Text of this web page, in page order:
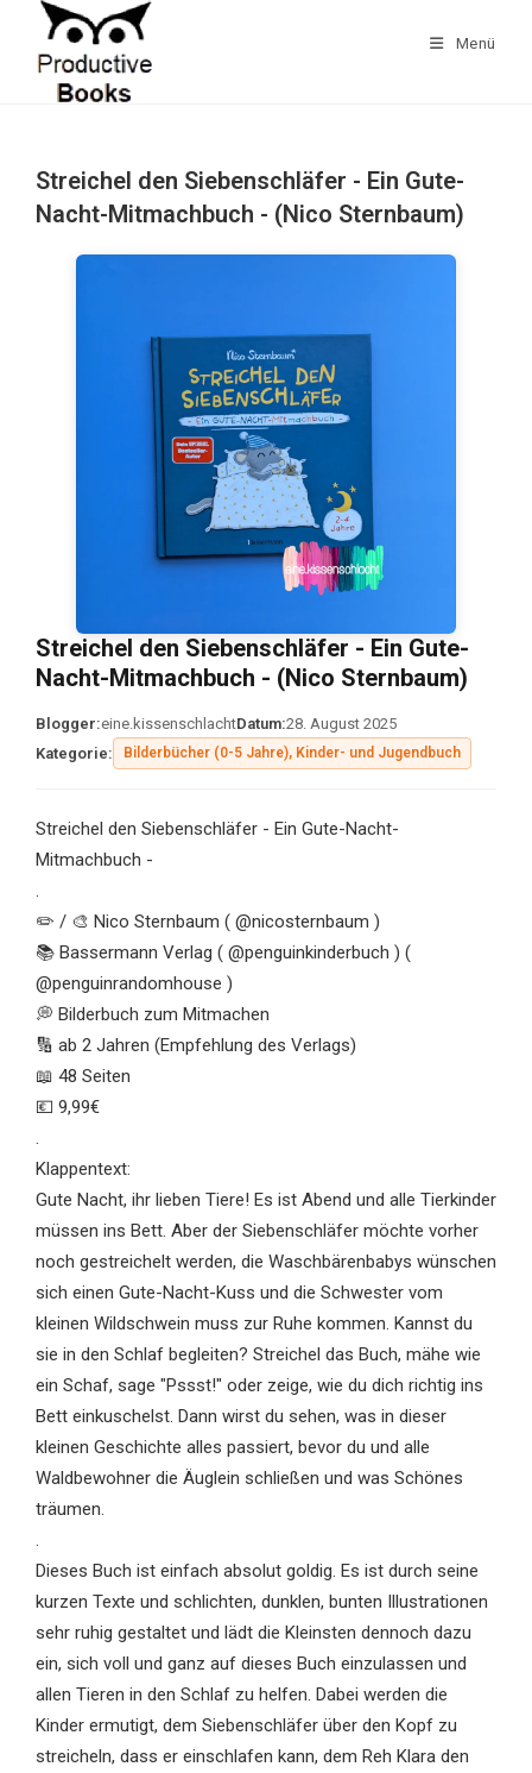
springen
Menü
Streichel den Siebenschläfer - Ein Gute-
Nacht-Mitmachbuch - (Nico Sternbaum)
Streichel den Siebenschläfer - Ein Gute-
Nacht-Mitmachbuch - (Nico Sternbaum)
Blogger:eine.kissenschlachtDatum:28. August 2025
Kategorie:
Bilderbücher (0-5 Jahre), Kinder- und Jugendbuch
Streichel den Siebenschläfer - Ein Gute-Nacht-
Mitmachbuch -
.
✏️ / 🎨 Nico Sternbaum ( @nicosternbaum )
📚 Bassermann Verlag ( @penguinkinderbuch ) (
@penguinrandomhouse )
💭 Bilderbuch zum Mitmachen
🔢 ab 2 Jahren (Empfehlung des Verlags)
📖 48 Seiten
💶 9,99€
.
Klappentext:
Gute Nacht, ihr lieben Tiere! Es ist Abend und alle Tierkinder
müssen ins Bett. Aber der Siebenschläfer möchte vorher
noch gestreichelt werden, die Waschbärenbabys wünschen
sich einen Gute-Nacht-Kuss und die Schwester vom
kleinen Wildschwein muss zur Ruhe kommen. Kannst du
sie in den Schlaf begleiten? Streichel das Buch, mähe wie
ein Schaf, sage "Pssst!" oder zeige, wie du dich richtig ins
Bett einkuschelst. Dann wirst du sehen, was in dieser
kleinen Geschichte alles passiert, bevor du und alle
Waldbewohner die Äuglein schließen und was Schönes
träumen.
.
Dieses Buch ist einfach absolut goldig. Es ist durch seine
kurzen Texte und schlichten, dunklen, bunten Illustrationen
sehr ruhig gestaltet und lädt die Kleinsten dennoch dazu
ein, sich voll und ganz auf dieses Buch einzulassen und
allen Tieren in den Schlaf zu helfen. Dabei werden die
Kinder ermutigt, dem Siebenschläfer über den Kopf zu
streicheln, dass er einschlafen kann, dem Reh Klara den